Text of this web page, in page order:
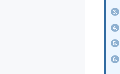
3.
4.
5.
6.